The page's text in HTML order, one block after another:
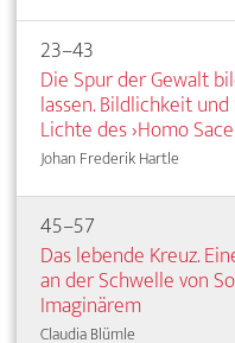
23–43
Die Spur der Gewalt
lassen. Bildlichkeit
Lichte des ›Homo
Johan Frederik Hartle
45–57
Das lebende Kreuz.
an der Schwelle von
Imaginärem
Claudia Blümle